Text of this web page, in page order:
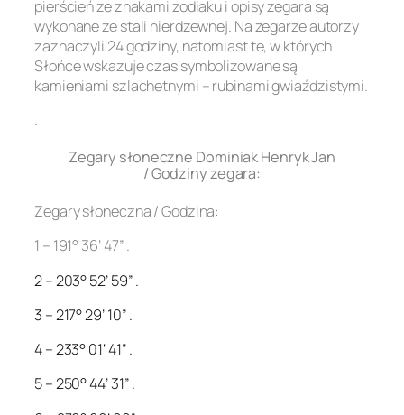
pierścień ze znakami zodiaku i opisy zegara są
wykonane ze stali nierdzewnej. Na zegarze autorzy
zaznaczyli 24 godziny, natomiast te, w których
Słońce wskazuje czas symbolizowane są
kamieniami szlachetnymi – rubinami gwiaździstymi.
.
Zegary słoneczne Dominiak Henryk Jan
/ Godziny zegara:
Zegary słoneczna / Godzina:
1 – 191° 36’ 47” .
2 – 203° 52’ 59” .
3 – 217° 29’ 10” .
4 – 233° 01’ 41” .
5 – 250° 44’ 31” .